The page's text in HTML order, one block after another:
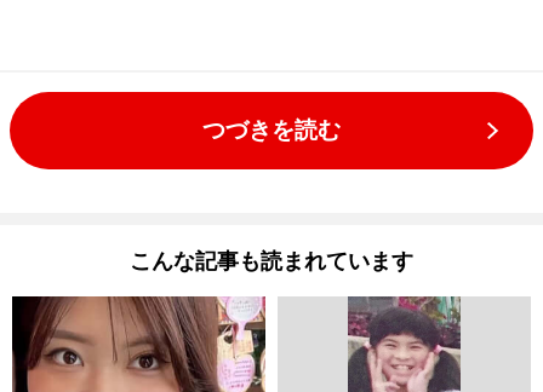
つづきを読む
こんな記事も読まれています